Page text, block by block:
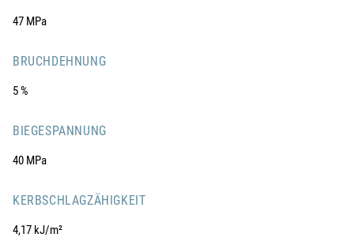
47 MPa
BRUCHDEHNUNG
5 %
BIEGESPANNUNG
40 MPa
KERBSCHLAGZÄHIGKEIT
4,17 kJ/m²